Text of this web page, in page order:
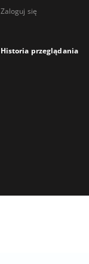
Zaloguj się
Historia przeglądania